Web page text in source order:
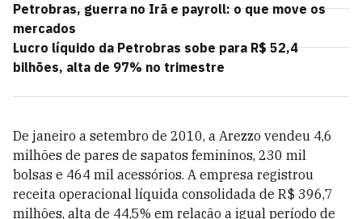
Petrobras, guerra no Irã e payroll: o que move os
mercados
Lucro líquido da Petrobras sobe para R$ 52,4
bilhões, alta de 97% no trimestre
De janeiro a setembro de 2010, a Arezzo vendeu 4,6
milhões de pares de sapatos femininos, 230 mil
bolsas e 464 mil acessórios. A empresa registrou
receita operacional líquida consolidada de R$ 396,7
milhões, alta de 44,5% em relação a igual período de